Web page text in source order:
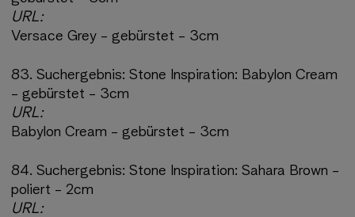
URL:
Versace Grey - gebürstet - 3cm
83. Suchergebnis:Stone Inspiration: Babylon Cream
- gebürstet - 3cm
URL:
Babylon Cream - gebürstet - 3cm
84. Suchergebnis:Stone Inspiration: Sahara Brown -
poliert - 2cm
URL: